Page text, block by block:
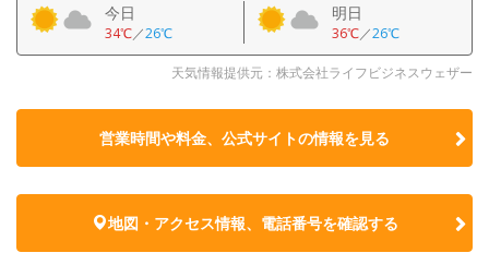
今日
34℃／26℃
明日
36℃／26℃
天気情報提供元：株式会社ライフビジネスウェザー
営業時間や料金、公式サイトの情報を見る
地図・アクセス情報、電話番号を確認する